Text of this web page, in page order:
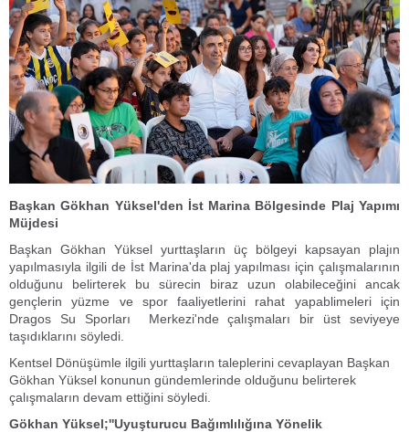
Başkan Gökhan Yüksel'den İst Marina Bölgesinde Plaj Yapımı
Müjdesi
Başkan Gökhan Yüksel yurttaşların üç bölgeyi kapsayan plajın
yapılmasıyla ilgili de İst Marina'da plaj yapılması için çalışmalarının
olduğunu belirterek bu sürecin biraz uzun olabileceğini ancak
gençlerin yüzme ve spor faaliyetlerini rahat yapablimeleri için
Dragos Su Sporları Merkezi'nde çalışmaları bir üst seviyeye
taşıdıklarını söyledi.
Kentsel Dönüşümle ilgili yurttaşların taleplerini cevaplayan Başkan
Gökhan Yüksel konunun gündemlerinde olduğunu belirterek
çalışmaların devam ettiğini söyledi.
Gökhan Yüksel;''Uyuşturucu Bağımlılığına Yönelik